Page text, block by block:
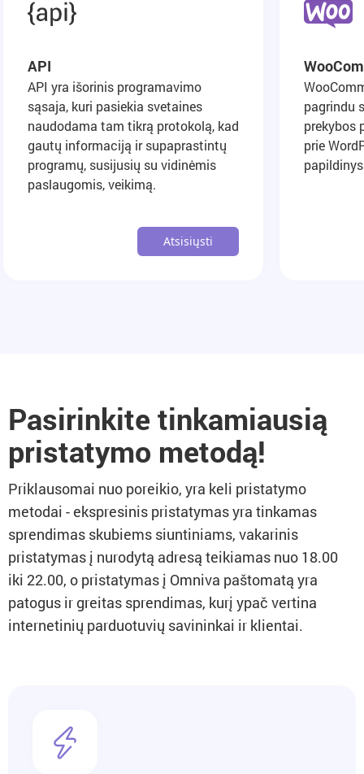
API
API yra išorinis programavimo
sąsaja, kuri pasiekia svetaines
naudodama tam tikrą protokolą, kad
gautų informaciją ir supaprastintų
programų, susijusių su vidinėmis
paslaugomis, veikimą.
Atsisiųsti
pagrindu
prekybos
prie
Pasirinkite tinkamiausią
pristatymo metodą!
Priklausomai nuo poreikio, yra keli pristatymo
metodai - ekspresinis pristatymas yra tinkamas
sprendimas skubiems siuntiniams, vakarinis
pristatymas į nurodytą adresą teikiamas nuo 18.00
iki 22.00, o pristatymas į Omniva paštomatą yra
patogus ir greitas sprendimas, kurį ypač vertina
internetinių parduotuvių savininkai ir klientai.